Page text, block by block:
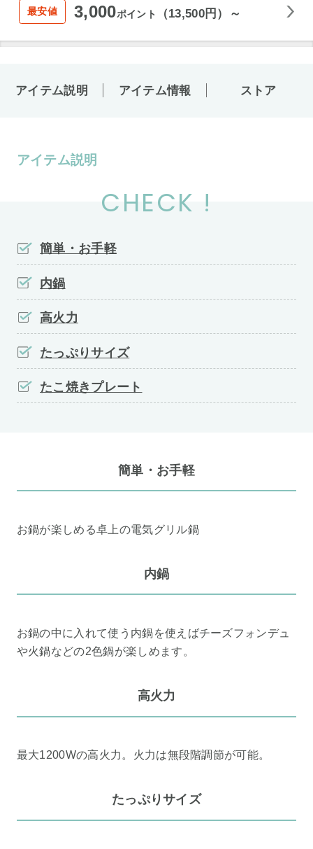
最安値 3,000ポイント （13,500円）～
アイテム説明 アイテム情報 ストア
アイテム説明
CHECK !
簡単・お手軽
内鍋
高火力
たっぷりサイズ
たこ焼きプレート
簡単・お手軽
お鍋が楽しめる卓上の電気グリル鍋
内鍋
お鍋の中に入れて使う内鍋を使えばチーズフォンデュ
や火鍋などの2色鍋が楽しめます。
高火力
最大1200Wの高火力。火力は無段階調節が可能。
たっぷりサイズ